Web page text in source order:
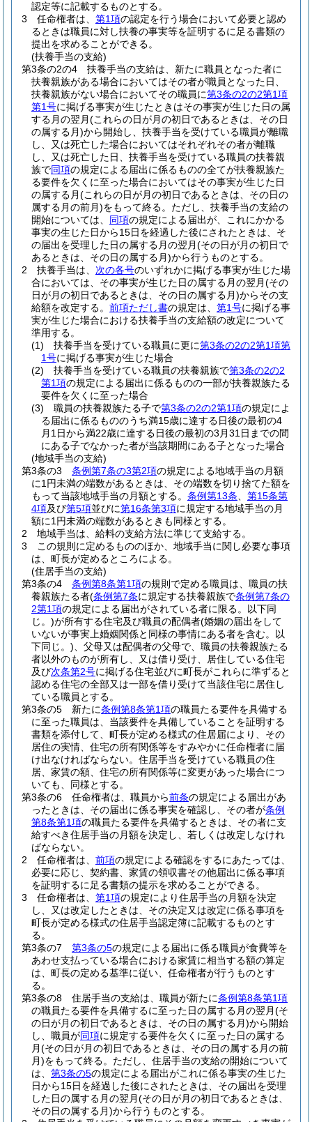
認定等に記載するものとする。
3
任命権者は、 第1項の認定を行う場合において必要と認め
るときは職員に対し扶養の事実等を証明するに足る書類の
提出を求めることができる。
(扶養手当の支給)
第3条の2の4
扶養手当の支給は、新たに職員となった者に
扶養親族がある場合においてはその者が職員となった日、
扶養親族がない場合においてその職員に第3条の2の2第1項
第1号に掲げる事実が生じたときはその事実が生じた日の属
する月の翌月(これらの日が月の初日であるときは、その日
の属する月)から開始し、扶養手当を受けている職員が離職
し、又は死亡した場合においてはそれぞれその者が離職
し、又は死亡した日、扶養手当を受けている職員の扶養親
族で同項の規定による届出に係るものの全てが扶養親族た
る要件を欠くに至った場合においてはその事実が生じた日
の属する月(これらの日が月の初日であるときは、その日の
属する月の前月)をもって終る。 ただし、扶養手当の支給の
開始については、 同項の規定による届出が、これにかかる
事実の生じた日から15日を経過した後にされたときは、そ
の届出を受理した日の属する月の翌月(その日が月の初日で
あるときは、その日の属する月)から行うものとする。
2
扶養手当は、 次の各号のいずれかに掲げる事実が生じた場
合においては、その事実が生じた日の属する月の翌月(その
日が月の初日であるときは、その日の属する月)からその支
給額を改定する。 前項ただし書の規定は、 第1号に掲げる事
実が生じた場合における扶養手当の支給額の改定について
準用する。
(1)
扶養手当を受けている職員に更に第3条の2の2第1項第
1号に掲げる事実が生じた場合
(2)
扶養手当を受けている職員の扶養親族で第3条の2の2
第1項の規定による届出に係るものの一部が扶養親族たる
要件を欠くに至った場合
(3)
職員の扶養親族たる子で第3条の2の2第1項の規定によ
る届出に係るもののうち満15歳に達する日後の最初の4
月1日から満22歳に達する日後の最初の3月31日までの間
にある子でなかった者が当該期間にある子となった場合
(地域手当の支給)
第3条の3
条例第7条の3第2項の規定による地域手当の月額
に1円未満の端数があるときは、その端数を切り捨てた額を
もって当該地域手当の月額とする。 条例第13条
第15条第
4項及び第5項並びに第16条第3項に規定する地域手当の月
額に1円未満の端数があるときも同様とする。
2
地域手当は、給料の支給方法に準じて支給する。
3
この規則に定めるもののほか、地域手当に関し必要な事項
は、町長が定めるところによる。
(住居手当の支給)
第3条の4
条例第8条第1項の規則で定める職員は、職員の扶
養親族たる者(条例第7条に規定する扶養親族で条例第7条の
2第1項の規定による届出がされている者に限る。以下同
じ。)が所有する住宅及び職員の配偶者(婚姻の届出をして
いないが事実上婚姻関係と同様の事情にある者を含む。以
下同じ。) 、父母又は配偶者の父母で、職員の扶養親族たる
者以外のものが所有し、又は借り受け、居住している住宅
及び次条第2号に掲げる住宅並びに町長がこれらに準ずると
認める住宅の全部又は一部を借り受けて当該住宅に居住し
ている職員とする。
第3条の5
新たに条例第8条第1項の職員たる要件を具備する
に至った職員は、当該要件を具備していることを証明する
書類を添付して、町長が定める様式の住居届により、その
居住の実情、住宅の所有関係等をすみやかに任命権者に届
け出なければならない。 住居手当を受けている職員の住
居、家賃の額、住宅の所有関係等に変更があった場合につ
いても、同様とする。
第3条の6
任命権者は、職員から前条の規定による届出があ
ったときは、その届出に係る事実を確認し、その者が条例
第8条第1項の職員たる要件を具備するときは、その者に支
給すべき住居手当の月額を決定し、若しくは改定しなけれ
ばならない。
2
任命権者は、 前項の規定による確認をするにあたっては、
必要に応じ、契約書、家賃の領収書その他届出に係る事項
を証明するに足る書類の提示を求めることができる。
3
任命権者は、 第1項の規定により住居手当の月額を決定
し、又は改定したときは、その決定又は改定に係る事項を
町長が定める様式の住居手当認定簿に記載するものとす
る。
第3条の7
第3条の5の規定による届出に係る職員が食費等を
あわせ支払っている場合における家賃に相当する額の算定
は、町長の定める基準に従い、任命権者が行うものとす
る。
第3条の8
住居手当の支給は、職員が新たに条例第8条第1項
の職員たる要件を具備するに至った日の属する月の翌月(そ
の日が月の初日であるときは、その日の属する月)から開始
し、職員が同項に規定する要件を欠くに至った日の属する
月(その日が月の初日であるときは、その日の属する月の前
月)をもって終る。 ただし、住居手当の支給の開始について
は、 第3条の5の規定による届出がこれに係る事実の生じた
日から15日を経過した後にされたときは、その届出を受理
した日の属する月の翌月(その日が月の初日であるときは、
その日の属する月)から行うものとする。